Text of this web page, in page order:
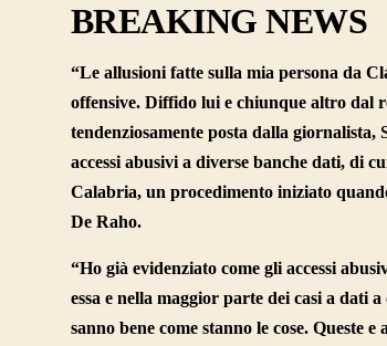
BREAKING NEWS
“Le allusioni fatte sulla mia persona da
offensive. Diffido lui e chiunque altro dal
tendenziosamente posta dalla
accessi abusivi a diverse banche dati, di
Calabria, un procedimento iniziato
De Raho.
“Ho già evidenziato come gli accessi
essa e nella maggior parte dei casi a dati
sanno bene come stanno le cose. Queste